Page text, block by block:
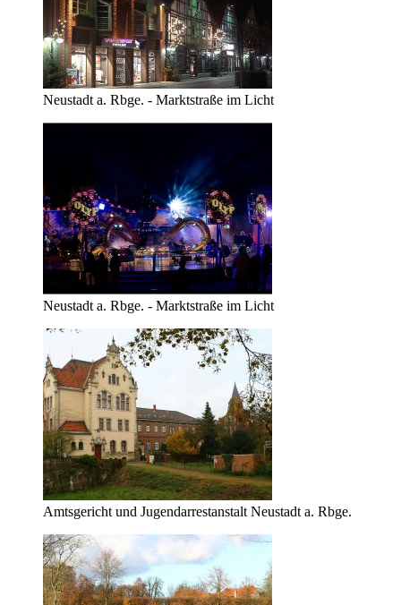
Neustadt a. Rbge. - Marktstraße im Licht
Neustadt a. Rbge. - Marktstraße im Licht
Amtsgericht und Jugendarrestanstalt Neustadt a. Rbge.